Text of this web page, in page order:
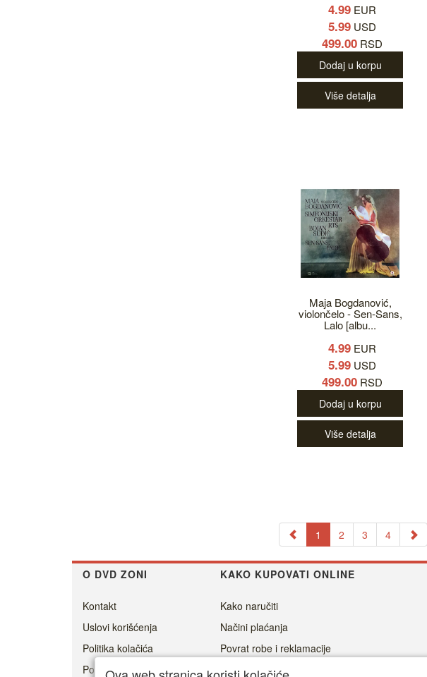
4.99EUR
5.99USD
499.00RSD
Dodaj u korpu
Više detalja
Maja Bogdanović,
violončelo - Sen-Sans,
Lalo [albu...
4.99EUR
5.99USD
499.00RSD
Dodaj u korpu
Više detalja
1 2 3 4
O DVD ZONI KAKO KUPOVATI ONLINE
Kontakt
Uslovi korišćenja
Politika kolačića
Politika privatnosti
Kako naručiti
Načini plaćanja
Povrat robe i reklamacije
Cenovnik dostave